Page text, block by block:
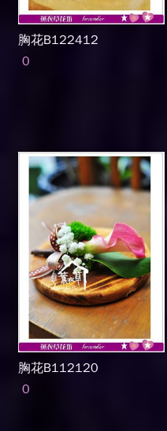
胸花B122412
0
胸花B112120
0